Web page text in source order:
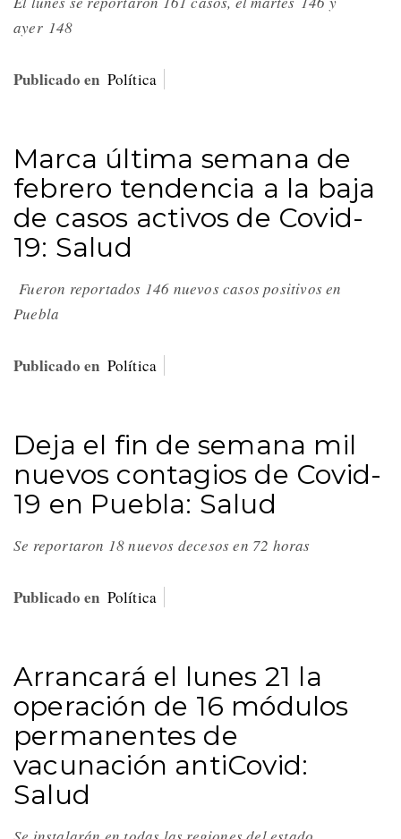
ayer 148
Publicado en Política
Marca última semana de
febrero tendencia a la baja
de casos activos de Covid-
19: Salud
Fueron reportados 146 nuevos casos positivos en
Puebla
Publicado en Política
Deja el fin de semana mil
nuevos contagios de Covid-
19 en Puebla: Salud
Se reportaron 18 nuevos decesos en 72 horas
Publicado en Política
Arrancará el lunes 21 la
operación de 16 módulos
permanentes de
vacunación antiCovid:
Salud